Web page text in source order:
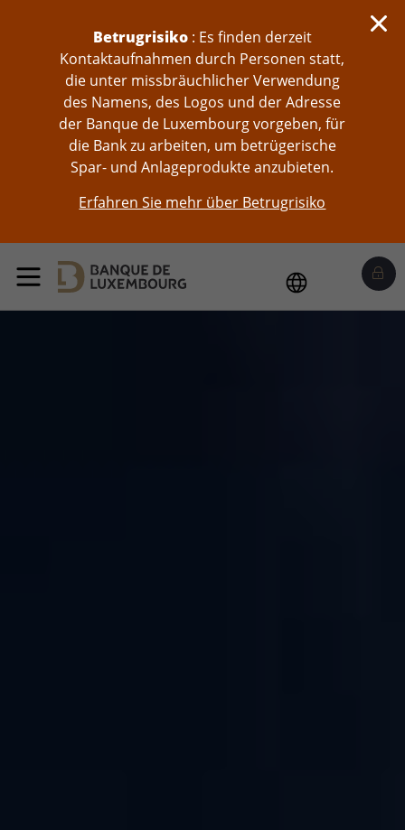
Betrugrisiko: Es finden derzeit
Kontaktaufnahmen durch Personen statt,
die unter missbräuchlicher Verwendung
des Namens, des Logos und der Adresse
der Banque de Luxembourg vorgeben, für
die Bank zu arbeiten, um betrügerische
Spar- und Anlageprodukte anzubieten.
Erfahren Sie mehr über Betrugrisiko